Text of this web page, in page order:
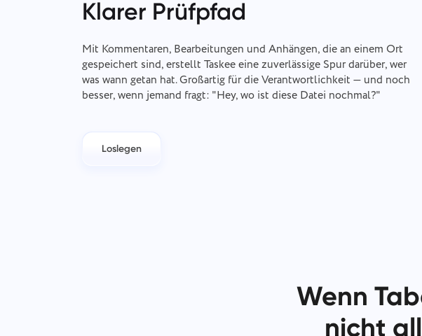
Klarer Prüfpfad
Mit Kommentaren, Bearbeitungen und Anhängen, die an einem Ort
gespeichert sind, erstellt Taskee eine zuverlässige Spur darüber, wer
was wann getan hat. Großartig für die Verantwortlichkeit — und noch
besser, wenn jemand fragt: "Hey, wo ist diese Datei nochmal?"
Loslegen
Wenn
nicht